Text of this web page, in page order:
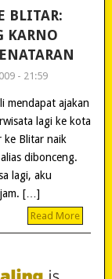
BLITAR:
KARNO
- 21:59
mendapat ajakan
lagi ke kota
ke Blitar naik
dibonceng.
lagi, aku
jam. […]
Read More